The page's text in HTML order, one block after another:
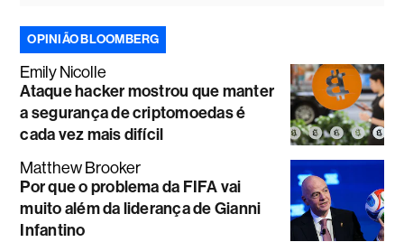
OPINIÃO BLOOMBERG
Emily Nicolle
Ataque hacker mostrou que manter
a segurança de criptomoedas é
cada vez mais difícil
Matthew Brooker
Por que o problema da FIFA vai
muito além da liderança de Gianni
Infantino